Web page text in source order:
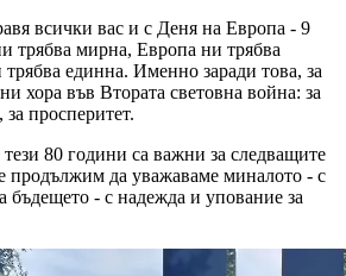
всички вас и с Деня на Европа - 9
трябва мирна, Европа ни трябва
единна. Именно заради това, за
хора във Втората световна война: за
за просперитет.
80 години са важни за следващите
продължим да уважаваме миналото - с
бъдещето - с надежда и упование за